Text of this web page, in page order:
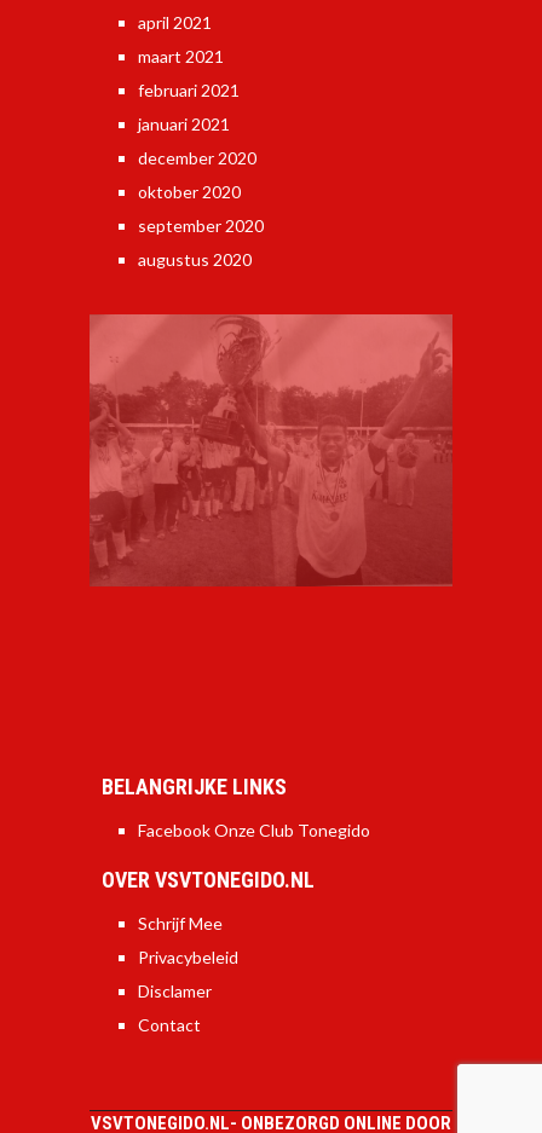
april 2021
maart 2021
februari 2021
januari 2021
december 2020
oktober 2020
september 2020
augustus 2020
BELANGRIJKE LINKS
Facebook Onze Club Tonegido
OVER VSVTONEGIDO.NL
Schrijf Mee
Privacybeleid
Disclamer
Contact
VSVTONEGIDO.NL- ONBEZORGD ONLINE DOOR